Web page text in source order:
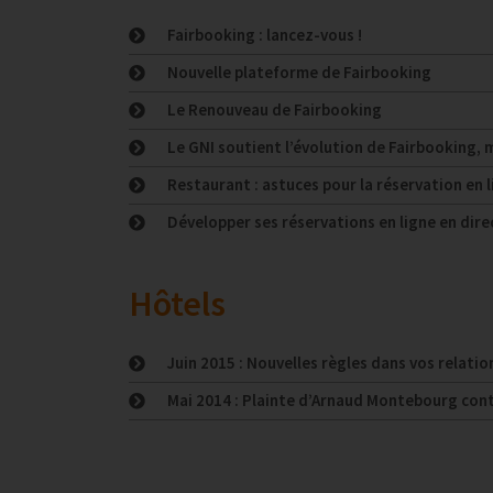
Fairbooking : lancez-vous !
Nouvelle plateforme de Fairbooking
Le Renouveau de Fairbooking
Le GNI soutient l’évolution de Fairbooking,
Restaurant : astuces pour la réservation en
Développer ses réservations en ligne en
Hôtels
Juin 2015 : Nouvelles règles dans vos
Mai 2014 : Plainte d’Arnaud Montebourg